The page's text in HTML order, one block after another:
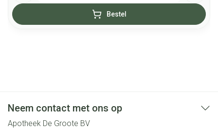
Bestel
Neem contact met ons op
Apotheek De Groote BV